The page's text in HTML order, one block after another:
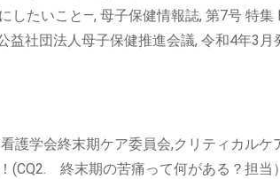
したいこと―, 母子保健情報誌, 第7号 特
益社団法人母子保健推進会議, 令和4年3月
護学会終末期ケア委員会,クリティカル
(CQ2. 終末期の苦痛って何がある？担当